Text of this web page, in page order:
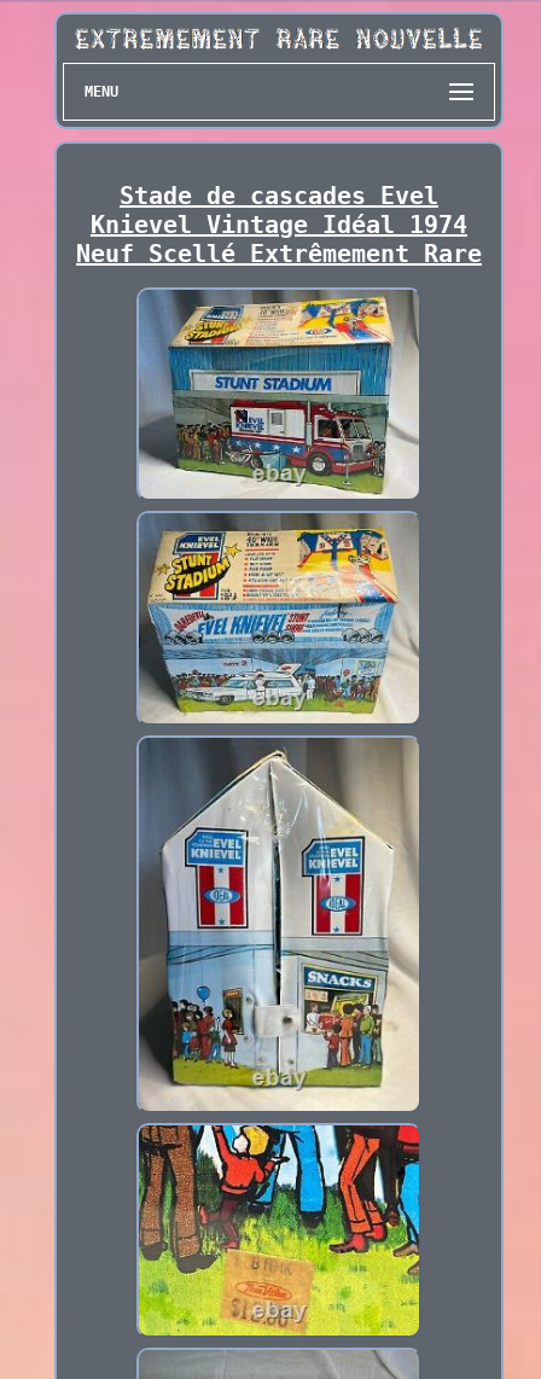
MENU
Stade de cascades Evel
Knievel Vintage Idéal 1974
Neuf Scellé Extrêmement Rare